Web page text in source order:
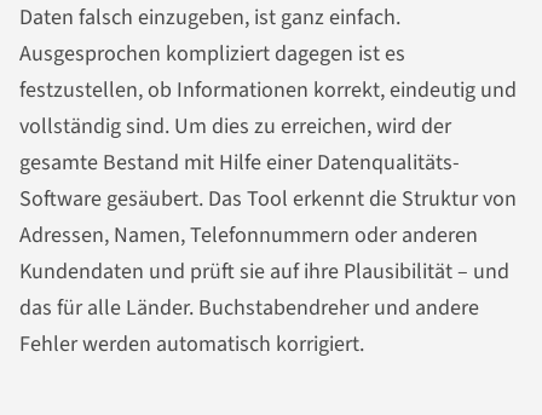
Daten falsch einzugeben, ist ganz einfach.
Ausgesprochen kompliziert dagegen ist es
festzustellen, ob Informationen korrekt, eindeutig und
vollständig sind. Um dies zu erreichen, wird der
gesamte Bestand mit Hilfe einer Datenqualitäts-
Software gesäubert. Das Tool erkennt die Struktur von
Adressen, Namen, Telefonnummern oder anderen
Kundendaten und prüft sie auf ihre Plausibilität – und
das für alle Länder. Buchstabendreher und andere
Fehler werden automatisch korrigiert.